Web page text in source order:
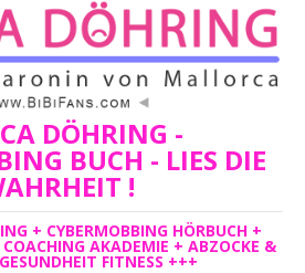
DÖHRING -
BUCH - LIES DIE
!
+ CYBERMOBBING HÖRBUCH +
AKADEMIE + ABZOCKE &
FITNESS +++